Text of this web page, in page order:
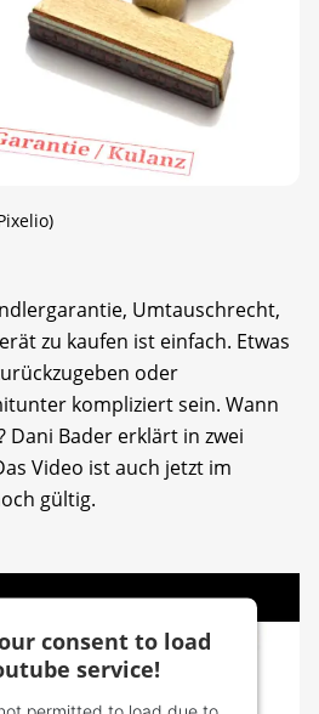
Umtauschrecht,
zu kaufen ist einfach. Etwas
oder
kompliziert sein. Wann
Dani Bader erklärt in zwei
Video ist auch jetzt im
gültig.
consent to load
service!